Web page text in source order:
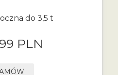
do 3,5 t
PLN